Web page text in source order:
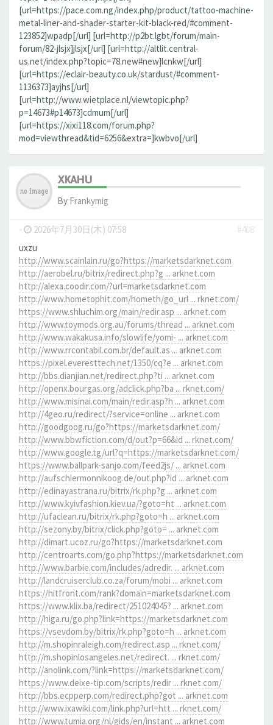
[url=https://pace.com.ng/index.php/product/tattoo-machine-
metal-liner-and-shader-starter-kit-black-red/#comment-
123852]wpadp[/url] [url=http://p2bt.lgbt/forum/main-
forum/82-jlsjx]jlsjx[/url] [url=http://altlit.central-
us.net/index.php?topic=78.new#new]lcnkw[/url]
[url=https://eclair-beauty.co.uk/stardust/#comment-
1136373]ayjhs[/url]
[url=http://www.wietplace.nl/viewtopic.php?
p=14673#p14673]cdmum[/url]
[url=https://xixi118.com/forum.php?
mod=viewthread&tid=6256&extra=]kwbvo[/url]
XKAHU
By Frankymig
- 2026年7月30日(木) 07:58
#408
uxzu
http://www.scainlain.ru/go?https://marketsdarknet.com
http://aerobel.ru/bitrix/redirect.php?g ... arknet.com
http://alexa.coodir.com/?url=marketsdarknet.com
http://www.hometophit.com/hometh/go_url ... rknet.com/
https://www.shluchim.org/main/redir.asp ... arknet.com
http://www.toymods.org.au/forums/thread ... arknet.com
http://www.wakakusa.info/slowlife/yomi- ... arknet.com
http://www.rrcontabil.com.br/default.as ... arknet.com
https://pixel.everesttech.net/1350/cq?e ... arknet.com
http://bbs.dianjian.net/redirect.php?ti ... arknet.com
http://openx.bourgas.org/adclick.php?ba ... rknet.com/
http://www.misinai.com/main/redir.asp?h ... arknet.com
http://4geo.ru/redirect/?service=online ... arknet.com
http://goodgoog.ru/go?https://marketsdarknet.com/
http://www.bbwfiction.com/d/out?p=66&id ... rknet.com/
http://www.google.tg/url?q=https://marketsdarknet.com/
https://www.ballpark-sanjo.com/feed2js/ ... arknet.com
http://aufschiermonnikoog.de/out.php?id ... arknet.com
http://edinayastrana.ru/bitrix/rk.php?g ... arknet.com
http://www.kyivfashion.kiev.ua/?goto=ht ... arknet.com
http://ufaclean.ru/bitrix/rk.php?goto=h ... arknet.com
http://sezony.by/bitrix/click.php?goto= ... arknet.com
http://dimart.ucoz.ru/go?https://marketsdarknet.com
http://centroarts.com/go.php?https://marketsdarknet.com
http://www.barbie.com/includes/adredir. ... arknet.com
http://landcruiserclub.co.za/forum/mobi ... arknet.com
https://hitfront.com/rank?domain=marketsdarknet.com
https://www.klix.ba/redirect/251024045? ... arknet.com
http://higa.ru/go.php?link=https://marketsdarknet.com
https://vsevdom.by/bitrix/rk.php?goto=h ... arknet.com
http://m.shopinraleigh.com/redirect.asp ... rknet.com/
http://m.shopinlosangeles.net/redirect. ... rknet.com/
http://anolink.com/?link=https://marketsdarknet.com/
https://www.deixe-tip.com/scripts/redir ... rknet.com/
http://bbs.ecpperp.com/redirect.php?got ... arknet.com
http://www.ixawiki.com/link.php?url=htt ... rknet.com/
http://www.tumia.org/nl/gids/en/instant ... arknet.com